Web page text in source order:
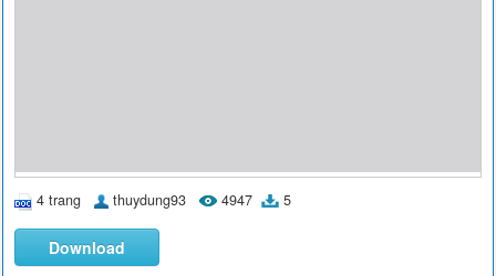
4 trang thuydung93 4947 5
Download